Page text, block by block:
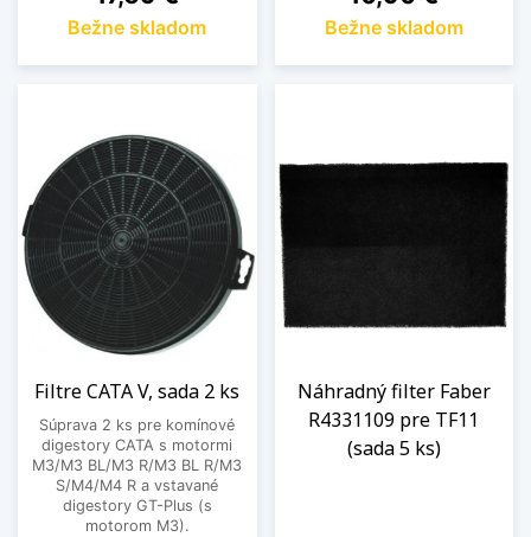
Bežne skladom Bežne skladom
Filtre CATA V, sada 2 ks
Súprava 2 ks pre komínové
digestory CATA s motormi
M3/M3 BL/M3 R/M3 BL R/M3
S/M4/M4 R a vstavané
digestory GT-Plus (s
motorom M3).
Náhradný filter Faber
R4331109 pre TF11
(sada 5 ks)